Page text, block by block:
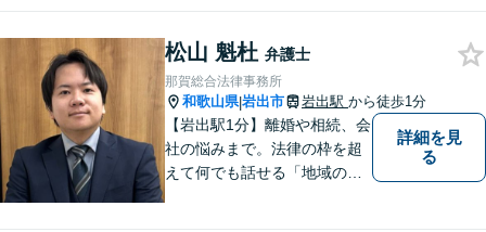
ご相談いただくこともありま
す。
松山 魁杜 弁護士
那賀総合法律事務所
和歌山県|岩出市 岩出駅 から徒歩1分
【岩出駅1分】離婚や相続、会
社の悩みまで。法律の枠を超
えて何でも話せる「地域のか
詳細を見
る